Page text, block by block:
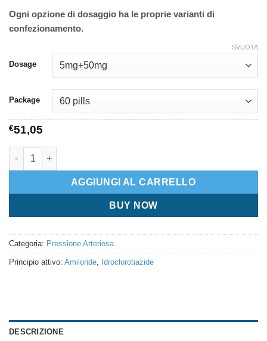
Ogni opzione di dosaggio ha le proprie varianti di
confezionamento.
Dosage
Package
SVUOTA
€51,05
Moduretic quantità
AGGIUNGI AL CARRELLO
BUY NOW
Categoria: Pressione Arteriosa
Principio attivo: Amiloride Idroclorotiazide
DESCRIZIONE